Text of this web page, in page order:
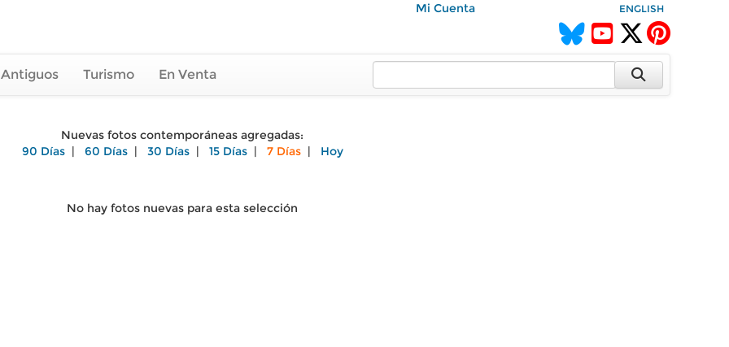
Mi Cuenta ENGLISH
Turismo En Venta
Nuevas fotos contemporáneas agregadas:
90 Días| 60 Días| 30 Días| 15 Días| 7 Días| Hoy
No hay fotos nuevas para esta selección